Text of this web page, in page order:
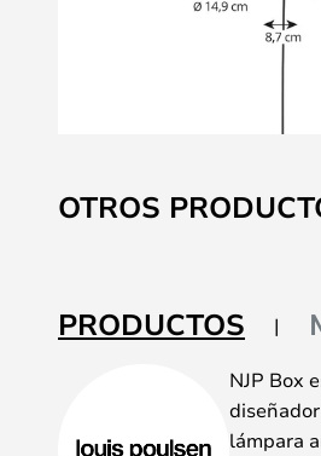
al
comienzo
galería
de
OTROS
PRODUCTOS
NJP Box
lámpara